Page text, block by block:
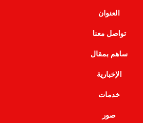
العنوان
تواصل معنا
ساهم بمقال
الإخبارية
خدمات
صور